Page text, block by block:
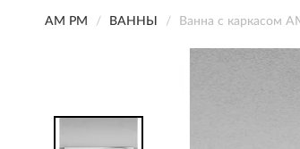
AM PM ВАННЫ Ванна с каркасом